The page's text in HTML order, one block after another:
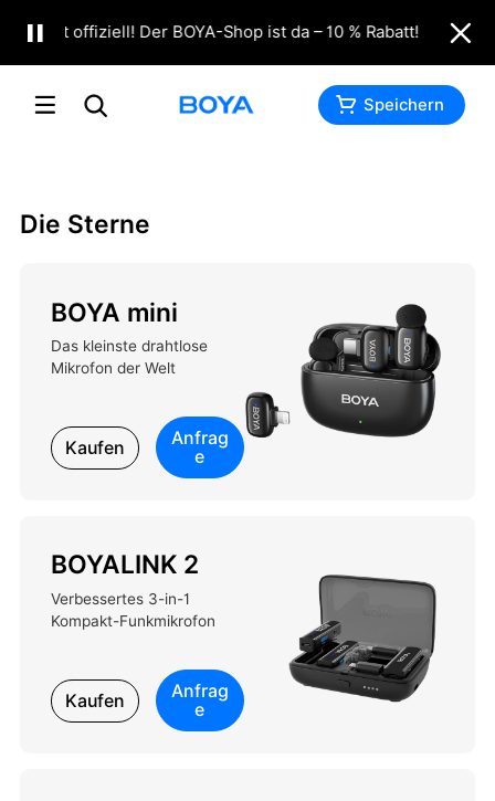
Es ist offiziell! Der BOYA-Shop ist da – 10 % Rabatt! JETZT
Speichern
Die Sterne
BOYA mini
Das kleinste drahtlose
Mikrofon der Welt
Kaufen
Anfrag
e
BOYALINK 2
Verbessertes 3-in-1
Kompakt-Funkmikrofon
Kaufen
Anfrag
e